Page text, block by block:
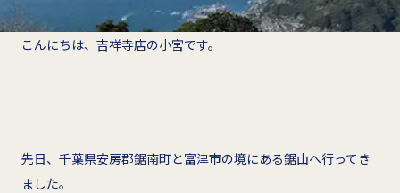
こんにちは、吉祥寺店の小宮です。
先日、千葉県安房郡鋸南町と富津市の境にある鋸山へ行ってき
ました。